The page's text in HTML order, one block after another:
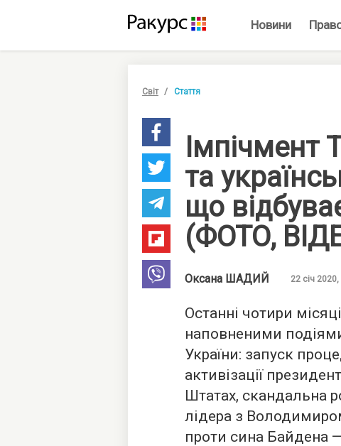
Новини
Світ Стаття
Імпічмент
та
що
(ФОТО,
Оксана ШАДИЙ 22 січ
Останні чотири
наповненими
України: запуск
активізації
Штатах, скандальна
лідера з
проти сина Байдена